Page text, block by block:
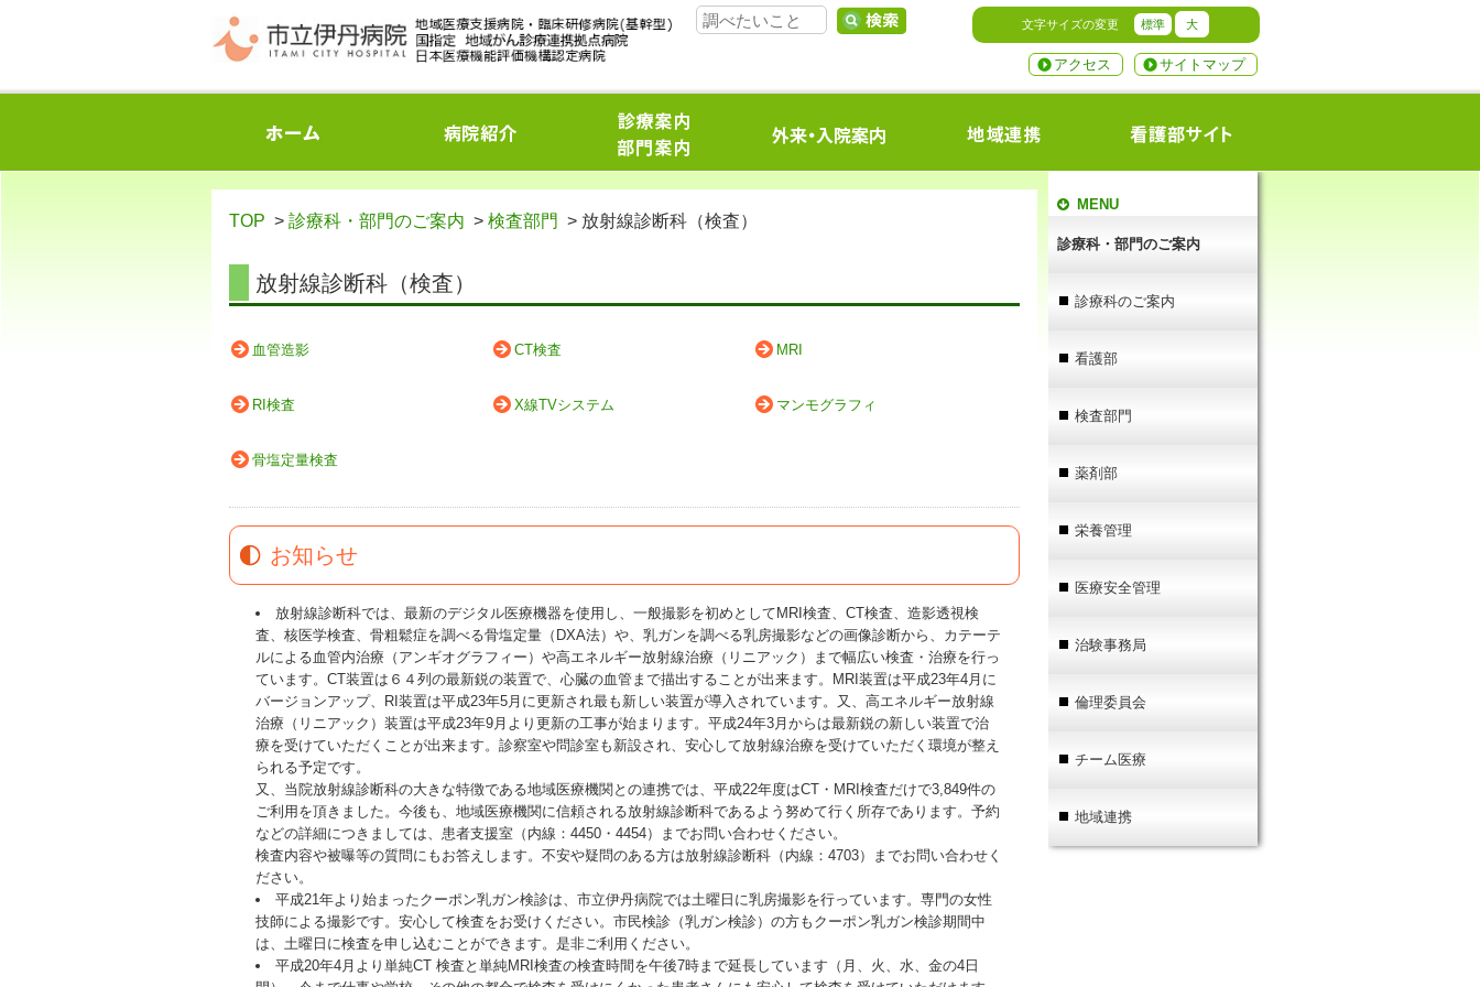
文字サイズの変更 標準 大
サイトマップ
アクセス
TOP > 診療科・部門のご案内 > 検査部門 > 放射線診断科（検査）
放射線診断科（検査）
血管造影 CT検査 MRI
RI検査 X線TVシステム マンモグラフィ
骨塩定量検査
お知らせ
放射線診断科では、最新のデジタル医療機器を使用し、一般撮影を初めとしてMRI検査、CT検査、造影透視検
査、核医学検査、骨粗鬆症を調べる骨塩定量（DXA法）や、乳ガンを調べる乳房撮影などの画像診断から、カテーテ
ルによる血管内治療（アンギオグラフィー）や高エネルギー放射線治療（リニアック）まで幅広い検査・治療を行っ
ています。CT装置は６４列の最新鋭の装置で、心臓の血管まで描出することが出来ます。MRI装置は平成23年4月に
バージョンアップ、RI装置は平成23年5月に更新され最も新しい装置が導入されています。又、高エネルギー放射線
治療（リニアック）装置は平成23年9月より更新の工事が始まります。平成24年3月からは最新鋭の新しい装置で治
療を受けていただくことが出来ます。診察室や問診室も新設され、安心して放射線治療を受けていただく環境が整え
られる予定です。
又、当院放射線診断科の大きな特徴である地域医療機関との連携では、平成22年度はCT・MRI検査だけで3,849件の
ご利用を頂きました。今後も、地域医療機関に信頼される放射線診断科であるよう努めて行く所存であります。予約
などの詳細につきましては、患者支援室（内線：4450・4454）までお問い合わせください。
検査内容や被曝等の質問にもお答えします。不安や疑問のある方は放射線診断科（内線：4703）までお問い合わせく
ださい。
平成21年より始まったクーポン乳ガン検診は、市立伊丹病院では土曜日に乳房撮影を行っています。専門の女性
技師による撮影です。安心して検査をお受けください。市民検診（乳ガン検診）の方もクーポン乳ガン検診期間中
は、土曜日に検査を申し込むことができます。是非ご利用ください。
平成20年4月より単純CT 検査と単純MRI検査の検査時間を午後7時まで延長しています（月、火、水、金の4日
MENU
診療科・部門のご案内
診療科のご案内
看護部
検査部門
薬剤部
栄養管理
医療安全管理
治験事務局
倫理委員会
チーム医療
地域連携